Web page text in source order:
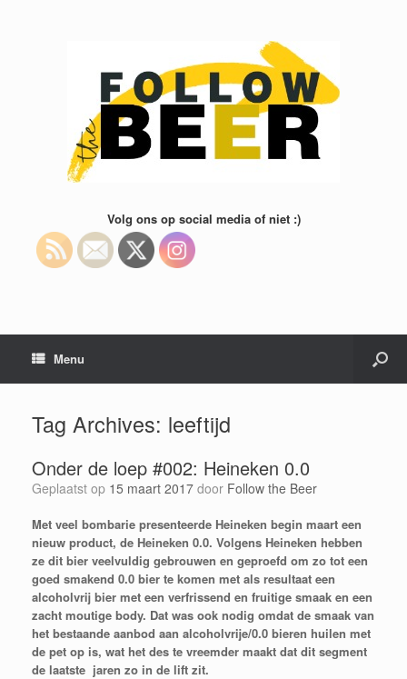
Volg ons op social media of niet :)
Menu
Tag Archives: leeftijd
Onder de loep #002: Heineken 0.0
Geplaatst op 15 maart 2017 door Follow the Beer
Met veel bombarie presenteerde Heineken begin maart een
nieuw product, de Heineken 0.0. Volgens Heineken hebben
ze dit bier veelvuldig gebrouwen en geproefd om zo tot een
goed smakend 0.0 bier te komen met als resultaat een
alcoholvrij bier met een verfrissend en fruitige smaak en een
zacht moutige body. Dat was ook nodig omdat de smaak van
het bestaande aanbod aan alcoholvrije/0.0 bieren huilen met
de pet op is, wat het des te vreemder maakt dat dit segment
de laatste jaren zo in de lift zit.